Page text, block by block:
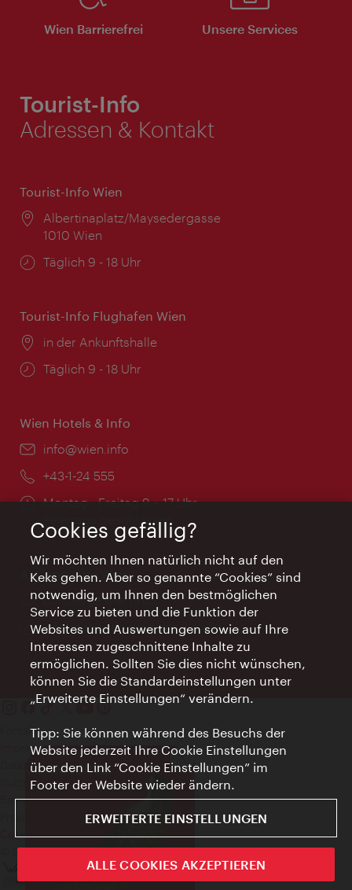
VIENNA BITES Schließen
Wien Barrierefrei Unsere Services
Tourist-Info
Adressen & Kontakt
Tourist-Info Wien
Ort:
Albertinaplatz/Maysedergasse
1010 Wien
Öffnungszeiten:
Täglich 9 - 18 Uhr
Tourist-Info Flughafen Wien
Ort:
in der Ankunftshalle
Öffnungszeiten:
Täglich 9 - 18 Uhr
Wien Hotels & Info
Email:
info@wien.info
Telefon:
+43-1-24 555
Öffnungszeiten:
Montag - Freitag 9 – 17 Uhr
Feiertags geschlossen
AI Concierge Wien
Ort:
concierge.wien.info
Öffnungszeiten:
Informationen rund um die Uhr
Kontakt
Impressum
Datenschutz
Nutzungsbedingungen
Barrierefreiheit
Cookie Einstellungen
© Copyright WienTourismus
Cookies gefällig?
Wir möchten Ihnen natürlich nicht auf den
Keks gehen. Aber so genannte “Cookies” sind
notwendig, um Ihnen den bestmöglichen
Service zu bieten und die Funktion der
Websites und Auswertungen sowie auf Ihre
Interessen zugeschnittene Inhalte zu
ermöglichen. Sollten Sie dies nicht wünschen,
können Sie die Standardeinstellungen unter
„Erweiterte Einstellungen“ verändern.
Tipp: Sie können während des Besuchs der
Website jederzeit Ihre Cookie Einstellungen
über den Link “Cookie Einstellungen” im
Footer der Website wieder ändern.
ERWEITERTE EINSTELLUNGEN
ALLE COOKIES AKZEPTIEREN